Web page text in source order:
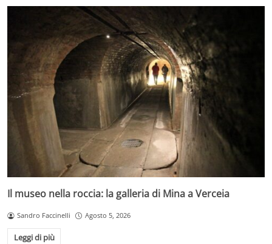
Il museo nella roccia: la galleria di Mina a Verceia
Sandro Faccinelli Agosto 5, 2026
Leggi di più